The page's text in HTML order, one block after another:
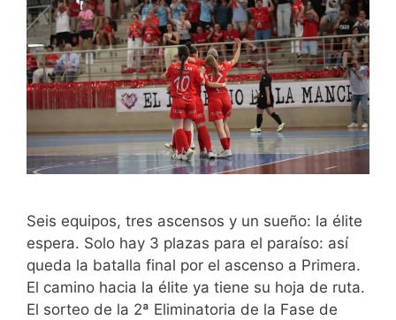
Seis equipos, tres ascensos y un sueño: la élite
espera. Solo hay 3 plazas para el paraíso: así
queda la batalla final por el ascenso a Primera.
El camino hacia la élite ya tiene su hoja de ruta.
El sorteo de la 2ª Eliminatoria de la Fase de